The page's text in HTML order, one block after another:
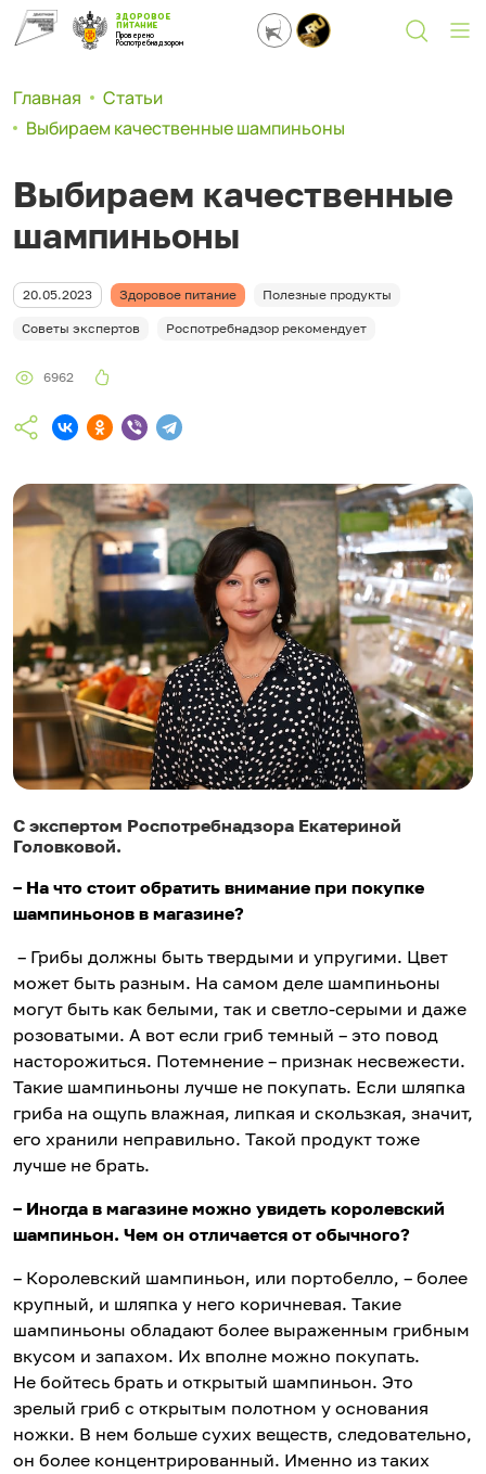
ЗДОРОВОЕ
ПИТАНИЕ
Проверено
Роспотребнадзором
Главная
Статьи
Выбираем качественные шампиньоны
Выбираем качественные
шампиньоны
20.05.2023 Здоровое питание Полезные продукты
Советы экспертов Роспотребнадзор рекомендует
6962
С экспертом Роспотребнадзора Екатериной
Головковой.
– На что стоит обратить внимание при покупке
шампиньонов в магазине?
– Грибы должны быть твердыми и упругими. Цвет
может быть разным. На самом деле шампиньоны
могут быть как белыми, так и светло-серыми и даже
розоватыми. А вот если гриб темный – это повод
насторожиться. Потемнение – признак несвежести.
Такие шампиньоны лучше не покупать. Если шляпка
гриба на ощупь влажная, липкая и скользкая, значит,
его хранили неправильно. Такой продукт тоже
лучше не брать.
– Иногда в магазине можно увидеть королевский
шампиньон. Чем он отличается от обычного?
– Королевский шампиньон, или портобелло, – более
крупный, и шляпка у него коричневая. Такие
шампиньоны обладают более выраженным грибным
вкусом и запахом. Их вполне можно покупать.
Не бойтесь брать и открытый шампиньон. Это
зрелый гриб с открытым полотном у основания
ножки. В нем больше сухих веществ, следовательно,
он более концентрированный. Именно из таких